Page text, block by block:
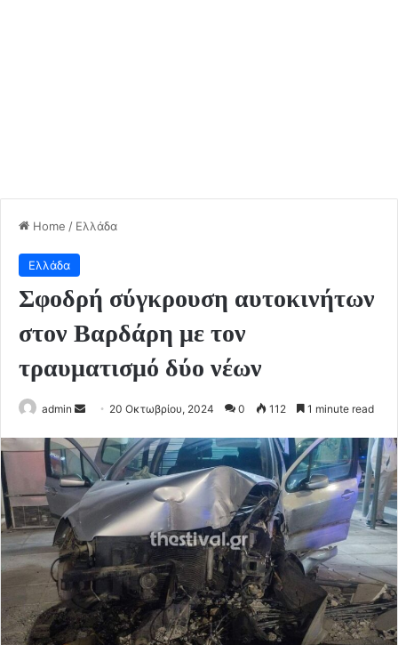
Home / Ελλάδα
Ελλάδα
Σφοδρή σύγκρουση αυτοκινήτων
στον Βαρδάρη με τον
τραυματισμό δύο νέων
admin
Send
email
20 Οκτωβρίου, 2024 0 112 1 minute read